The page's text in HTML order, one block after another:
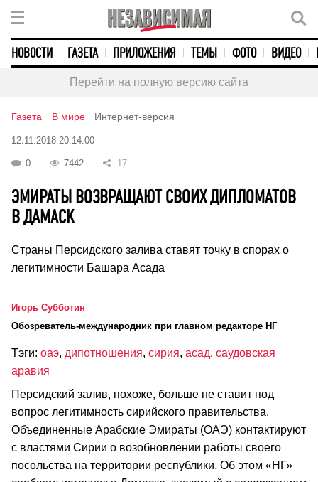
НОВОСТИ ГАЗЕТА ПРИЛОЖЕНИЯ ТЕМЫ ФОТО ВИДЕО
Перейти на полную версию сайта
Газета В мире Интернет-версия
12.11.2018 20:14:00
0 7442 17
ЭМИРАТЫ ВОЗВРАЩАЮТ СВОИХ ДИПЛОМАТОВ
В ДАМАСК
Страны Персидского залива ставят точку в спорах о
легитимности Башара Асада
Игорь Субботин
Обозреватель-международник при главном редакторе НГ
Тэги: оаэ, дипотношения, сирия, асад, саудовская
аравия
Персидский залив, похоже, больше не ставит под
вопрос легитимность сирийского правительства.
Объединенные Арабские Эмираты (ОАЭ) контактируют
с властями Сирии о возобновлении работы своего
посольства на территории республики. Об этом «НГ»